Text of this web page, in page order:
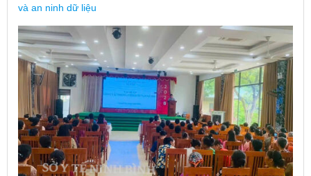
và an ninh dữ liệu